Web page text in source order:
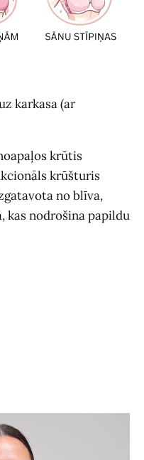
karkasa (ar
krūtis
krūšturis
no blīva,
kas nodrošina papildu